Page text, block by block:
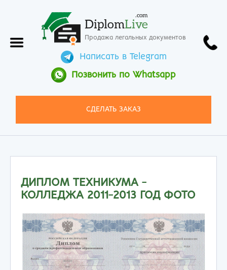
DiplomLive
.com
Продажа легальных документов
Написать в Telegram
Позвонить по Whatsapp
СДЕЛАТЬ ЗАКАЗ
ДИПЛОМ ТЕХНИКУМА -
КОЛЛЕДЖА 2011-2013 ГОД ФОТО